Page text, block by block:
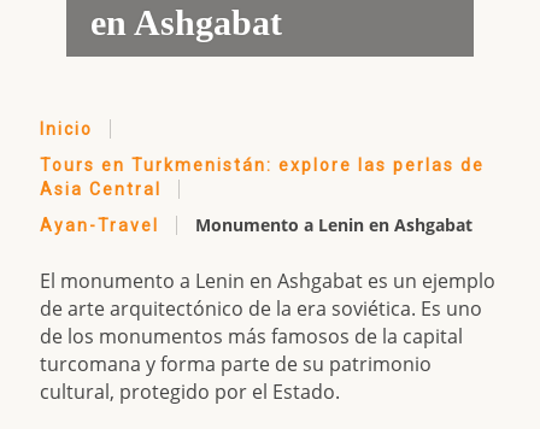
en Ashgabat
Inicio
Tours en Turkmenistán: explore las perlas de
Asia Central
Ayan-Travel
Monumento a Lenin en Ashgabat
El monumento a Lenin en Ashgabat es un ejemplo
de arte arquitectónico de la era soviética. Es uno
de los monumentos más famosos de la capital
turcomana y forma parte de su patrimonio
cultural, protegido por el Estado.